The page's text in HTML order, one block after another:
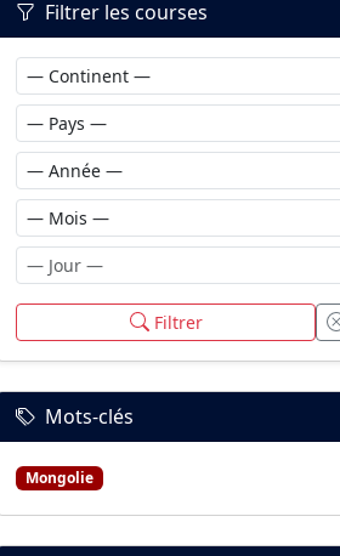
Filtrer les courses
Filtrer
Mots-clés
Mongolie